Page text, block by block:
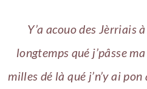
Y’a acouo des Jèrriais
longtemps qué j’pâsse
milles dé là qué j’n’y ai